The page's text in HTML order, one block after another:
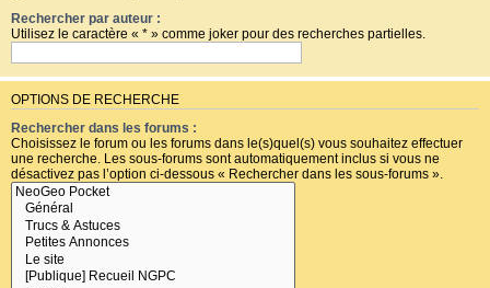
Rechercher par auteur :
Utilisez le caractère « * » comme joker pour des recherches partielles.
OPTIONS DE RECHERCHE
Rechercher dans les forums :
Choisissez le forum ou les forums dans le(s)quel(s) vous souhaitez effectuer
une recherche. Les sous-forums sont automatiquement inclus si vous ne
désactivez pas l’option ci-dessous « Rechercher dans les sous-forums ».